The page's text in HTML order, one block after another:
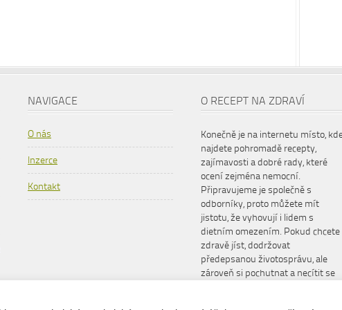
NAVIGACE
O nás
Inzerce
Kontakt
O RECEPT NA ZDRAVÍ
Konečně je na internetu místo,
najdete pohromadě recepty,
zajímavosti a dobré rady, které
ocení zejména nemocní.
Připravujeme je společně s
odborníky, proto můžete mít
jistotu, že vyhovují i lidem s
dietním omezením. Pokud chcete
zdravě jíst, dodržovat
předepsanou životosprávu, ale
zároveň si pochutnat a necítit se